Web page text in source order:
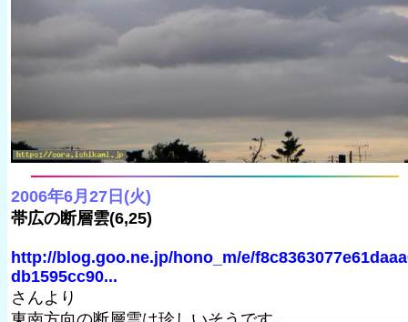
2006年6月27日(火)
帯広の断層雲(6,25)
http://blog.goo.ne.jp/hono_m/e/
db1595cc90...
さんより